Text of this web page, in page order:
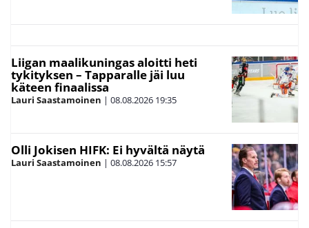
Liigan maalikuningas aloitti heti
tykityksen – Tapparalle jäi luu
käteen finaalissa
Lauri Saastamoinen | 08.08.2026 19:35
Olli Jokisen HIFK: Ei hyvältä näytä
Lauri Saastamoinen | 08.08.2026 15:57